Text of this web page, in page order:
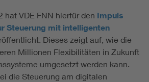
hat VDE FNN hierfür den Impuls
Steuerung mit intelligenten
Dieses zeigt auf, wie die
Millionen Flexibilitäten in Zukunft
umgesetzt werden kann.
die Steuerung am digitalen